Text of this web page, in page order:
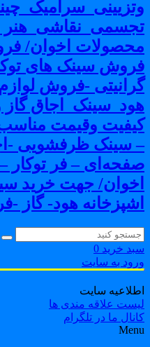
اخوان/
سینک های
-فروش لوازم
گاز و
وقیمت مناسب
سینک ظرفشویی -
– فر توکار –
جهت خرید
هود- گاز -فر
خرید 0
به سایت
سایت
علاقه مندی ها
ما در تلگرام